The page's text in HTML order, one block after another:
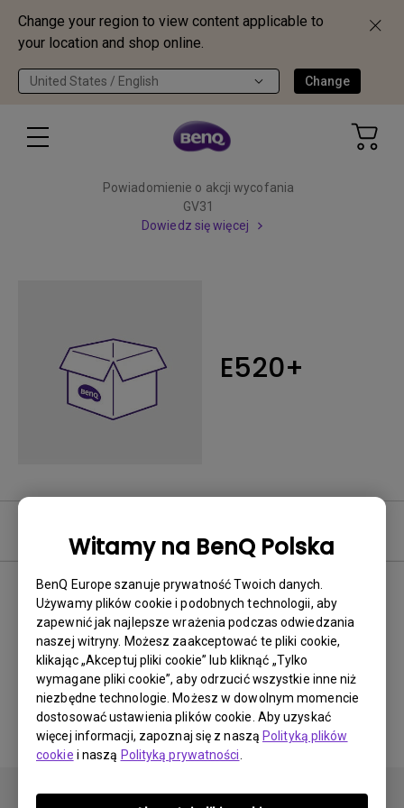
Change your region to view content applicable to
your location and shop online.
United States / English Change
Witamy na BenQ Polska
BenQ Europe szanuje prywatność Twoich danych.
Używamy plików cookie i podobnych technologii, aby
zapewnić jak najlepsze wrażenia podczas odwiedzania
naszej witryny. Możesz zaakceptować te pliki cookie,
klikając „Akceptuj pliki cookie” lub kliknąć „Tylko
wymagane pliki cookie”, aby odrzucić wszystkie inne niż
niezbędne technologie. Możesz w dowolnym momencie
dostosować ustawienia plików cookie. Aby uzyskać
więcej informacji, zapoznaj się z naszą Polityką plików
cookie i naszą Polityką prywatności
Powiadomienie o akcji wycofania
GV31
Dowiedz się więcej
E520+
Oprogramowanie
Brak powiązanego
oprogramowania i
sterownika